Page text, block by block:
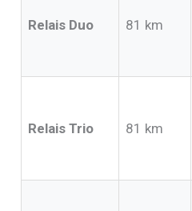
Relais Duo 81 km
Relais Trio 81 km